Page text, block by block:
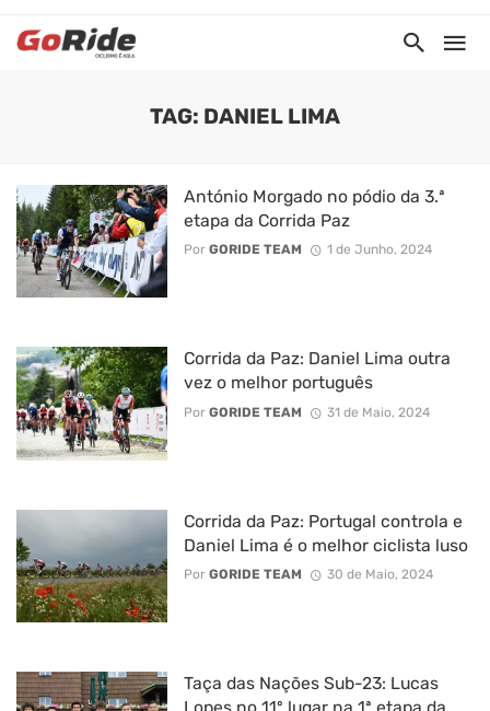
TAG: DANIEL LIMA
António Morgado no pódio da 3.ª
etapa da Corrida Paz
Por GORIDE TEAM 1 de Junho, 2024
Corrida da Paz: Daniel Lima outra
vez o melhor português
Por GORIDE TEAM 31 de Maio, 2024
Corrida da Paz: Portugal controla e
Daniel Lima é o melhor ciclista luso
Por GORIDE TEAM 30 de Maio, 2024
Taça das Nações Sub-23: Lucas